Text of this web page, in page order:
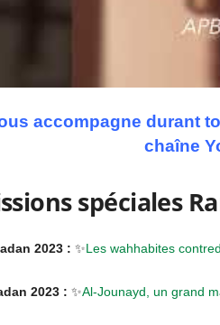
accompagne durant
chaîne
spéciales
2023 : ✨Les wahhabites
2023 : ✨Al-Jounayd, un grand